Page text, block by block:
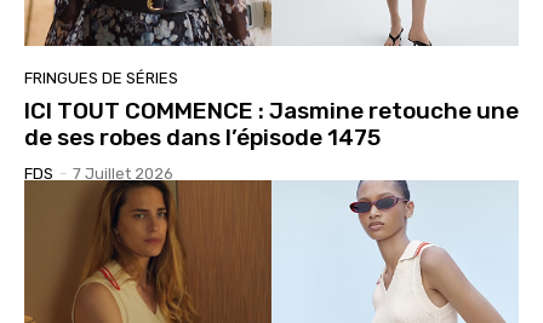
FRINGUES DE SÉRIES
ICI TOUT COMMENCE : Jasmine retouche une
de ses robes dans l’épisode 1475
FDS - 7 Juillet 2026